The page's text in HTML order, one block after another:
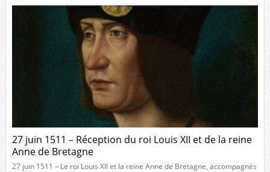
27 juin 1511 – Réception du roi Louis XII et de la reine
Anne de Bretagne
27 juin 1511 – Le roi Louis XII et la reine Anne de Bretagne, accompagnés